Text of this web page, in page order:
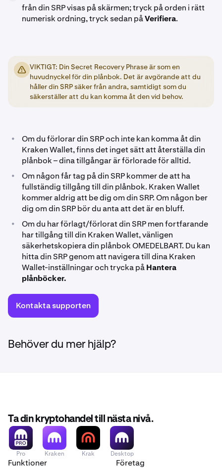
från din SRP visas på skärmen; tryck på orden i rätt
numerisk ordning, tryck sedan påVerifiera.
VIKTIGT: Din Secret Recovery Phrase är som en
huvudnyckel för din plånbok. Det är avgörande att du
håller din SRP säker från andra, samtidigt som du
säkerställer att du kan komma åt den vid behov.
•
Om du förlorar din SRP och inte kan komma åt din
Kraken Wallet, finns det inget sätt att återställa din
plånbok – dina tillgångar är förlorade för alltid.
•
Om någon får tag på din SRP kommer de att ha
fullständig tillgång till din plånbok. Kraken Wallet
kommer aldrig att be dig om din SRP. Om någon ber
dig om din SRP bör du anta att det är en bluff.
•
Om du har förlagt/förlorat din SRP men fortfarande
har tillgång till din Kraken Wallet, vänligen
säkerhetskopiera din plånbok OMEDELBART. Du kan
hitta din SRP genom att navigera till dina Kraken
Wallet-inställningar och trycka påHantera
plånböcker.
Kontakta supporten
Behöver du mer hjälp?
Ta din kryptohandel till nästa nivå.
Pro Kraken Krak Desktop
Funktioner Företag